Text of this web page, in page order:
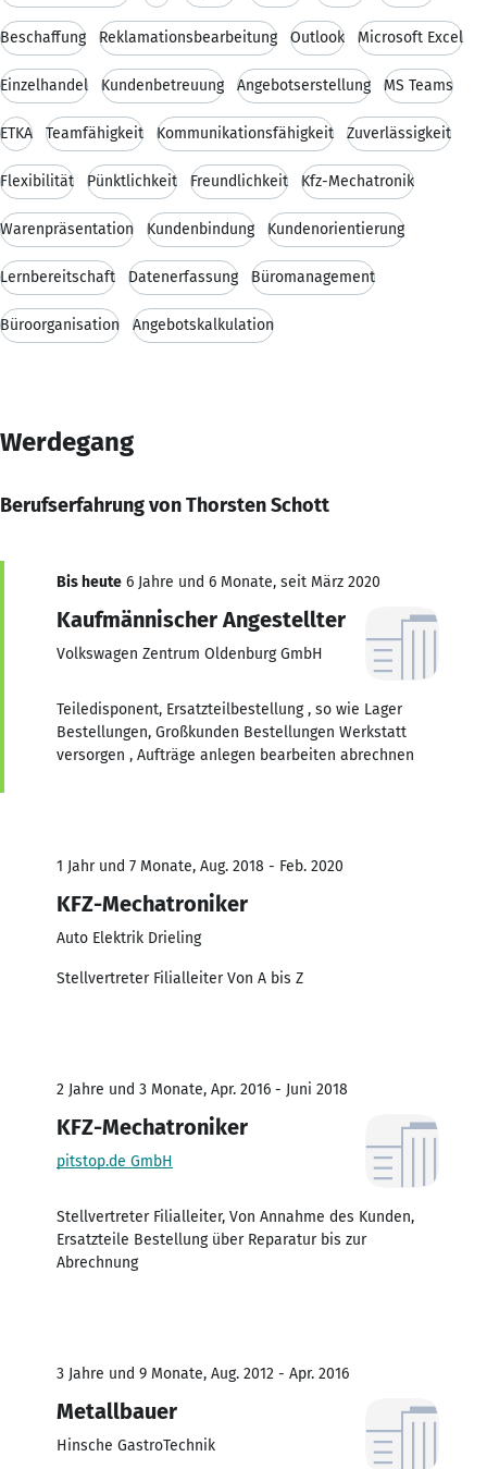
Beschaffung Reklamationsbearbeitung Outlook Microsoft Excel
Einzelhandel Kundenbetreuung Angebotserstellung MS Teams
ETKA Teamfähigkeit Kommunikationsfähigkeit Zuverlässigkeit
Flexibilität Pünktlichkeit Freundlichkeit Kfz-Mechatronik
Warenpräsentation Kundenbindung Kundenorientierung
Lernbereitschaft Datenerfassung Büromanagement
Büroorganisation Angebotskalkulation
Werdegang
Berufserfahrung von Thorsten Schott
Bis heute 6 Jahre und 6 Monate, seit März 2020
Kaufmännischer Angestellter
Volkswagen Zentrum Oldenburg GmbH
Teiledisponent, Ersatzteilbestellung , so wie Lager
Bestellungen, Großkunden Bestellungen Werkstatt
versorgen , Aufträge anlegen bearbeiten abrechnen
1 Jahr und 7 Monate, Aug. 2018 - Feb. 2020
KFZ-Mechatroniker
Auto Elektrik Drieling
Stellvertreter Filialleiter Von A bis Z
2 Jahre und 3 Monate, Apr. 2016 - Juni 2018
KFZ-Mechatroniker
pitstop.de GmbH
Stellvertreter Filialleiter, Von Annahme des Kunden,
Ersatzteile Bestellung über Reparatur bis zur
Abrechnung
3 Jahre und 9 Monate, Aug. 2012 - Apr. 2016
Metallbauer
Hinsche GastroTechnik